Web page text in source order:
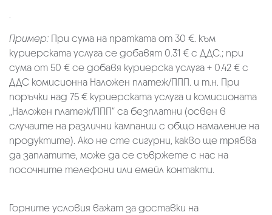
.
Пример: При сума на пратката от 30 €. към
куриерската услуга се добавят 0.31 € с ДДС.; при
сума от 50 € се добавя куриерска услуга + 0.42 € с
ДДС комисионна Наложен платеж/ППП. и т.н. При
поръчки над 75 € куриерската услуга и комисионата
„Наложен платеж/ППП“ са безплатни (освен в
случаите на различни кампании с общо намаление на
продуктите). Ако не сте сигурни, какво ще трябва
да заплатите, може да се съвржете с нас на
посочните телефони или емейл контакти.
Горните условия важат за доставки на